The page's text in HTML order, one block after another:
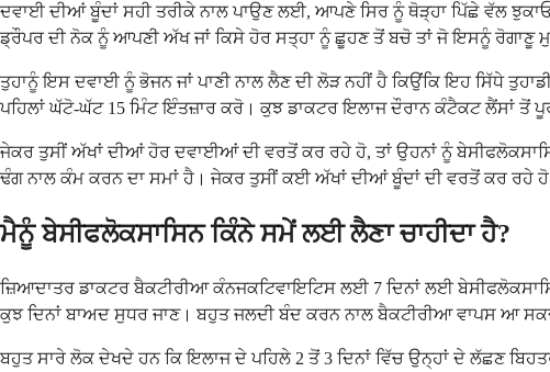
ਦਵਾਈ ਦੀਆਂ ਬੂੰਦਾਂ ਸਹੀ ਤਰੀਕੇ ਨਾਲ ਪਾਉਣ ਲਈ, ਆਪਣੇ ਸਿਰ ਨੂੰ ਥੋੜ੍ਹਾ ਪਿੱਛੇ ਵੱਲ
ਡ੍ਰੌਪਰ ਦੀ ਨੋਕ ਨੂੰ ਆਪਣੀ ਅੱਖ ਜਾਂ ਕਿਸੇ ਹੋਰ ਸਤ੍ਹਾ ਨੂੰ ਛੂਹਣ ਤੋਂ ਬਚੋ ਤਾਂ ਜੋ ਇਸਨੂੰ
ਤੁਹਾਨੂੰ ਇਸ ਦਵਾਈ ਨੂੰ ਭੋਜਨ ਜਾਂ ਪਾਣੀ ਨਾਲ ਲੈਣ ਦੀ ਲੋੜ ਨਹੀਂ ਹੈ ਕਿਉਂਕਿ ਇਹ ਸਿੱਧੇ
ਪਹਿਲਾਂ ਘੱਟੋ-ਘੱਟ 15 ਮਿੰਟ ਇੰਤਜ਼ਾਰ ਕਰੋ। ਕੁਝ ਡਾਕਟਰ ਇਲਾਜ ਦੌਰਾਨ ਕੰਟੈਕਟ ਲੈਂਸਾਂ ਤੋਂ
ਜੇਕਰ ਤੁਸੀਂ ਅੱਖਾਂ ਦੀਆਂ ਹੋਰ ਦਵਾਈਆਂ ਦੀ ਵਰਤੋਂ ਕਰ ਰਹੇ ਹੋ, ਤਾਂ ਉਹਨਾਂ ਨੂੰ
ਢੰਗ ਨਾਲ ਕੰਮ ਕਰਨ ਦਾ ਸਮਾਂ ਹੈ। ਜੇਕਰ ਤੁਸੀਂ ਕਈ ਅੱਖਾਂ ਦੀਆਂ ਬੂੰਦਾਂ ਦੀ ਵਰਤੋਂ ਕਰ ਰਹੇ
ਮੈਨੂੰ ਬੇਸੀਫਲੋਕਸਾਸਿਨ ਕਿੰਨੇ ਸਮੇਂ ਲਈ ਲੈਣਾ ਚਾਹੀਦਾ ਹੈ?
ਜ਼ਿਆਦਾਤਰ ਡਾਕਟਰ ਬੈਕਟੀਰੀਆ ਕੰਨਜਕਟਿਵਾਇਟਿਸ ਲਈ 7 ਦਿਨਾਂ ਲਈ
ਕੁਝ ਦਿਨਾਂ ਬਾਅਦ ਸੁਧਰ ਜਾਣ। ਬਹੁਤ ਜਲਦੀ ਬੰਦ ਕਰਨ ਨਾਲ ਬੈਕਟੀਰੀਆ ਵਾਪਸ ਆ
ਬਹੁਤ ਸਾਰੇ ਲੋਕ ਦੇਖਦੇ ਹਨ ਕਿ ਇਲਾਜ ਦੇ ਪਹਿਲੇ 2 ਤੋਂ 3 ਦਿਨਾਂ ਵਿੱਚ ਉਨ੍ਹਾਂ ਦੇ ਲੱਛਣ